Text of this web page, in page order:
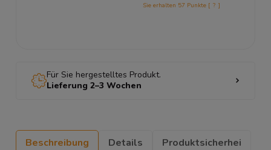
Sie erhalten 57 Punkte [ ? ]
Für Sie hergestelltes Produkt.
Lieferung 2–3 Wochen
Beschreibung Details Produktsicherhei